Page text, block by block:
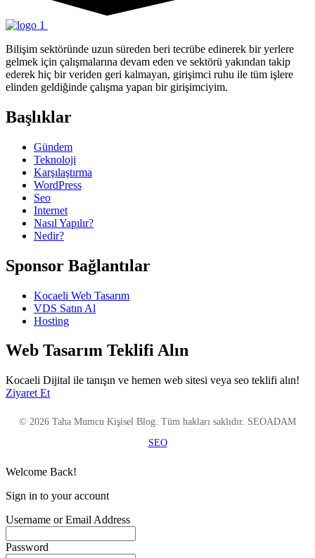
Bilişim sektöründe uzun süreden beri tecrübe edinerek bir yerlere
gelmek için çalışmalarına devam eden ve sektörü yakından takip
ederek hiç bir veriden geri kalmayan, girişimci ruhu ile tüm işlere
elinden geldiğinde çalışma yapan bir girişimciyim.
Başlıklar
Gündem
Teknoloji
Karşılaştırma
WordPress
Seo
Internet
Nasıl Yapılır?
Nedir?
Sponsor Bağlantılar
Kocaeli Web Tasarım
VDS Satın Al
Hosting
Web Tasarım Teklifi Alın
Kocaeli Dijital ile tanışın ve hemen web sitesi veya seo teklifi alın!
Ziyaret Et
© 2026 Taha Mumcu Kişisel Blog. Tüm hakları saklıdır. SEOADAM
SEO
Welcome Back!
Sign in to your account
Username or Email Address
Password